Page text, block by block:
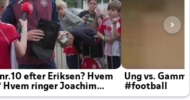
efter Eriksen? Hvem
Hvem ringer Joachim
Ung vs.
#football